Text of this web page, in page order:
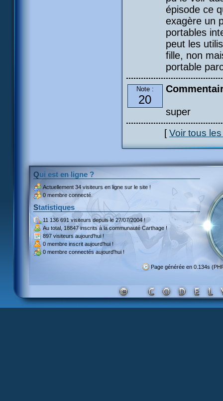
épisode ce
exagère un
portables
peut les
fille, non
portable
Note :
20
super
[Voir tous
Qui est en ligne ?
Actuellement 34 visiteurs en ligne sur le site !
0 membre connecté.
Statistiques
11 136 691 visiteursdepuis le 27/07/2004 !
Au total, 18847 inscritsà la communauté Carthage !
897 visiteurs aujourd'hui !
0 membre inscrit aujourd'hui !
0 membre connectés aujourd'hui !
Page générée en 0.134s